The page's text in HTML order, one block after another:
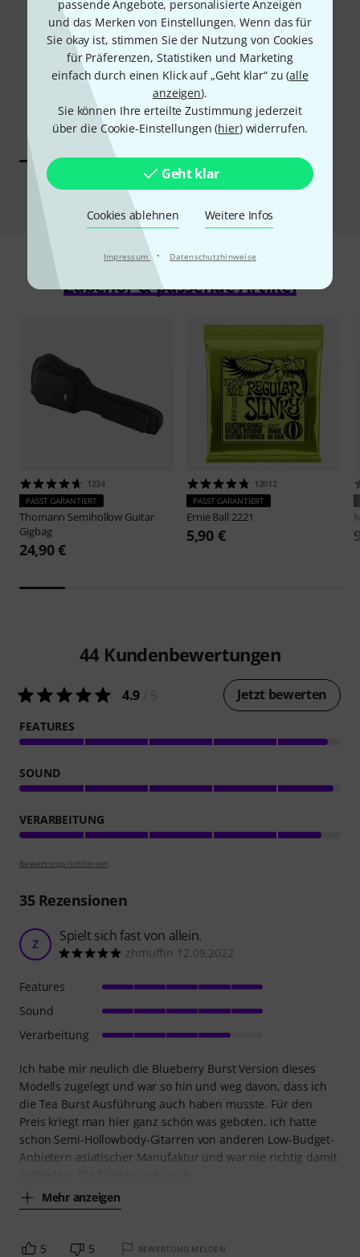
passende Angebote, personalisierte Anzeigen
und das Merken von Einstellungen. Wenn das für
Sie okay ist, stimmen Sie der Nutzung von Cookies
für Präferenzen, Statistiken und Marketing
einfach durch einen Klick auf „Geht klar“ zu (alle
anzeigen).
Sie können Ihre erteilte Zustimmung jederzeit
über die Cookie-Einstellungen (hier) widerrufen.
Geht klar
Cookies ablehnen Weitere Infos
Impressum · Datenschutzhinweise
31%
KAUFTEN
GENAU DIESES PRODUKT
598 €
12%
KAUFTEN
Epiphone ES-335 Cherry
499 €
Vergleichen
Zubehör & passende Artikel
1234
PASST GARANTIERT
Thomann Semihollow Guitar
Gigbag
24,90 €
12012
PASST GARANTIERT
Ernie Ball 2221
5,90 €
44 Kundenbewertungen
4.9 Jetzt bewerten
FEATURES
SOUND
VERARBEITUNG
Bewertungsrichtlinien
35Rezensionen
Z Spielt sich fast von allein.
zhmuffin 12.09.2022
Ich habe mir neulich die Blueberry Burst Version dieses
Modells zugelegt und war so hin und weg davon, dass ich
die Tea Burst Ausführung auch haben musste. Für den
Preis kriegt man hier ganz schön was geboten. ich hatte
schon Semi-Hollowbody-Gitarren von anderen Low-Budget-
Anbietern asiatischer Manufaktur und war nie richtig damit
Mehr anzeigen
Features
Sound
Verarbeitung
5 5 BEWERTUNG MELDEN